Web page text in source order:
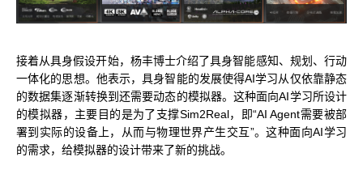
接着从具身假设开始，杨丰博士介绍了具身智能感知、规划、行动
一体化的思想。他表示，具身智能的发展使得AI学习从仅依靠静态
的数据集逐渐转换到还需要动态的模拟器。这种面向AI学习所设计
的模拟器，主要目的是为了支撑Sim2Real，即“AI Agent需要被部
署到实际的设备上，从而与物理世界产生交互”。这种面向AI学习
的需求，给模拟器的设计带来了新的挑战。